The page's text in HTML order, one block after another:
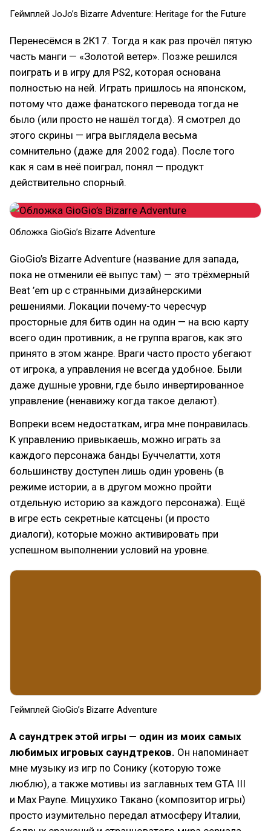
Геймплей JoJo’s Bizarre Adventure: Heritage for the Future
Перенесёмся в 2К17. Тогда я как раз прочёл пятую
часть манги — «Золотой ветер». Позже решился
поиграть и в игру для PS2, которая основана
полностью на ней. Играть пришлось на японском,
потому что даже фанатского перевода тогда не
было (или просто не нашёл тогда). Я смотрел до
этого скрины — игра выглядела весьма
сомнительно (даже для 2002 года). После того
как я сам в неё поиграл, понял — продукт
действительно спорный.
Обложка GioGio’s Bizarre Adventure
GioGio’s Bizarre Adventure (название для запада,
пока не отменили её выпус там) — это трёхмерный
Beat ’em up с странными дизайнерскими
решениями. Локации почему-то чересчур
просторные для битв один на один — на всю карту
всего один противник, а не группа врагов, как это
принято в этом жанре. Враги часто просто убегают
от игрока, а управления не всегда удобное. Были
даже душные уровни, где было инвертированное
управление (ненавижу когда такое делают).
Вопреки всем недостаткам, игра мне понравилась.
К управлению привыкаешь, можно играть за
каждого персонажа банды Буччелатти, хотя
большинству доступен лишь один уровень (в
режиме истории, а в другом можно пройти
отдельную историю за каждого персонажа). Ещё
в игре есть секретные катсцены (и просто
диалоги), которые можно активировать при
успешном выполнении условий на уровне.
Геймплей GioGio’s Bizarre Adventure
А саундтрек этой игры — один из моих самых
любимых игровых саундтреков. Он напоминает
мне музыку из игр по Сонику (которую тоже
люблю), а также мотивы из заглавных тем GTA III
и Max Payne. Мицухико Такано (композитор игры)
просто изумительно передал атмосферу Италии,